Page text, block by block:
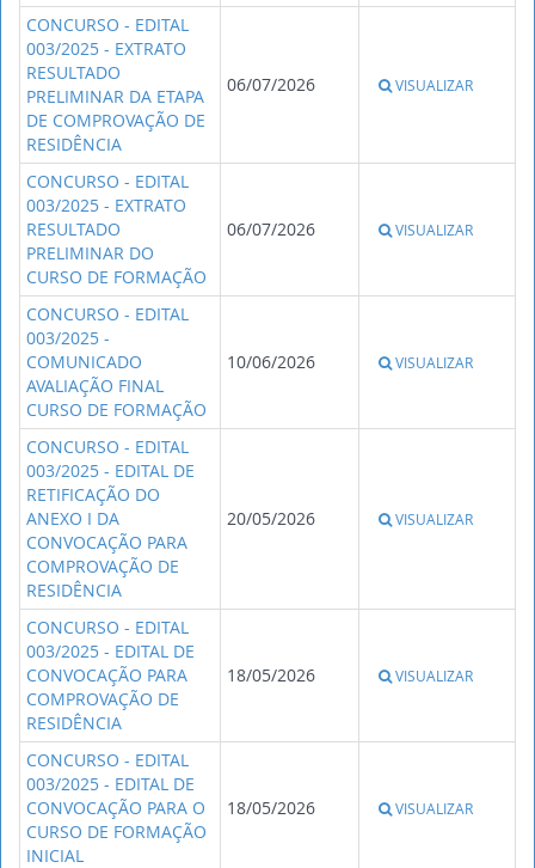
CONCURSO - EDITAL
003/2025 - EXTRATO
RESULTADO
PRELIMINAR DA ETAPA
DE COMPROVAÇÃO DE
RESIDÊNCIA
06/07/2026 VISUALIZAR
CONCURSO - EDITAL
003/2025 - EXTRATO
RESULTADO
PRELIMINAR DO
CURSO DE FORMAÇÃO
06/07/2026 VISUALIZAR
CONCURSO - EDITAL
003/2025 -
COMUNICADO
AVALIAÇÃO FINAL
CURSO DE FORMAÇÃO
10/06/2026 VISUALIZAR
CONCURSO - EDITAL
003/2025 - EDITAL DE
RETIFICAÇÃO DO
ANEXO I DA
CONVOCAÇÃO PARA
COMPROVAÇÃO DE
RESIDÊNCIA
20/05/2026 VISUALIZAR
CONCURSO - EDITAL
003/2025 - EDITAL DE
CONVOCAÇÃO PARA
COMPROVAÇÃO DE
RESIDÊNCIA
18/05/2026 VISUALIZAR
CONCURSO - EDITAL
003/2025 - EDITAL DE
CONVOCAÇÃO PARA O
CURSO DE FORMAÇÃO
INICIAL
18/05/2026 VISUALIZAR